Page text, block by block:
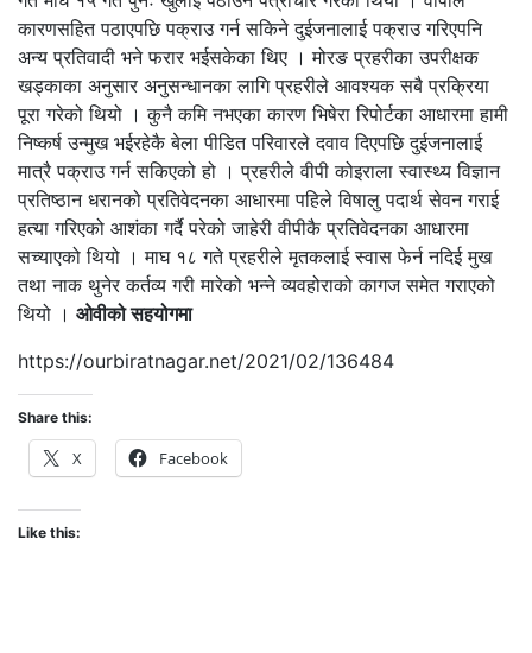
कारणसहित पठाएपछि पक्राउ गर्न सकिने दुईजनालाई पक्राउ गरिएपनि
अन्य प्रतिवादी भने फरार भईसकेका थिए । मोरङ प्रहरीका उपरीक्षक
खड्काका अनुसार अनुसन्धानका लागि प्रहरीले आवश्यक सबै प्रक्रिया
पूरा गरेको थियो । कुनै कमि नभएका कारण भिषेरा रिपोर्टका आधारमा हामी
निष्कर्ष उन्मुख भईरहेकै बेला पीडित परिवारले दवाव दिएपछि दुईजनालाई
मात्रै पक्राउ गर्न सकिएको हो । प्रहरीले वीपी कोइराला स्वास्थ्य विज्ञान
प्रतिष्ठान धरानको प्रतिवेदनका आधारमा पहिले विषालु पदार्थ सेवन गराई
हत्या गरिएको आशंका गर्दै परेको जाहेरी वीपीकै प्रतिवेदनका आधारमा
सच्याएको थियो । माघ १८ गते प्रहरीले मृतकलाई स्वास फेर्न नदिई मुख
तथा नाक थुनेर कर्तव्य गरी मारेको भन्ने व्यवहोराको कागज समेत गराएको
थियो । ओवीको सहयोगमा
https://ourbiratnagar.net/2021/02/136484
Share this:
X Facebook
Like this: